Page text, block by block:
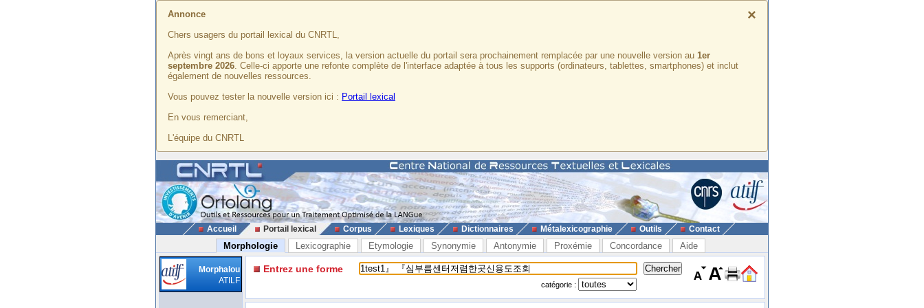
×
Annonce
Chers usagers du portail lexical du CNRTL,
Après vingt ans de bons et loyaux services, la version actuelle du portail sera prochainement remplacée par une nouvelle version au 1er
septembre 2026. Celle-ci apporte une refonte complète de l'interface adaptée à tous les supports (ordinateurs, tablettes, smartphones) et inclut
également de nouvelles ressources.
Vous pouvez tester la nouvelle version ici : Portail lexical
En vous remerciant,
L'équipe du CNRTL
Accueil Portail lexical Corpus Lexiques Dictionnaires Métalexicographie Outils Contact
Morphologie Lexicographie Etymologie Synonymie Antonymie Proxémie Concordance Aide
Morphalou
ATILF
Entrez une forme
catégorie :